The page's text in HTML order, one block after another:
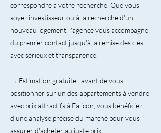
correspondre à votre recherche. Que vous
soyez investisseur ou à la recherche d'un
nouveau logement, l'agence vous accompagne
du premier contact jusqu'à la remise des clés,
avec sérieux et transparence.
→ Estimation gratuite : avant de vous
positionner sur un des appartements à vendre
avec prix attractifs à Falicon, vous bénéficiez
d'une analyse précise du marché pour vous
assurer d'acheter au juste prix.